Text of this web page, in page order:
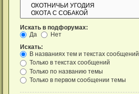
Искать в подфорумах:
Да
Нет
Искать:
В названиях тем и текстах сообщений
Только в текстах сообщений
Только по названию темы
Только в первом сообщении темы